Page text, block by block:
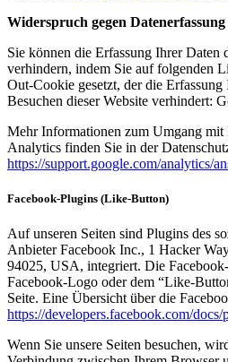
Widerspruch gegen Datenerfassung
Sie können die Erfassung Ihrer Daten
verhindern, indem Sie auf folgenden
Out-Cookie gesetzt, der die
Besuchen dieser Website verhindert:
Mehr Informationen zum Umgang mit
Analytics finden Sie in der
https://support.google.com/analytics/
Facebook-Plugins (Like-Button)
Auf unseren Seiten sind Plugins des
Anbieter Facebook Inc., 1 Hacker
94025, USA, integriert. Die
Facebook-Logo oder dem “Like-
Seite. Eine Übersicht über die
https://developers.facebook.com/docs/
Wenn Sie unsere Seiten besuchen,